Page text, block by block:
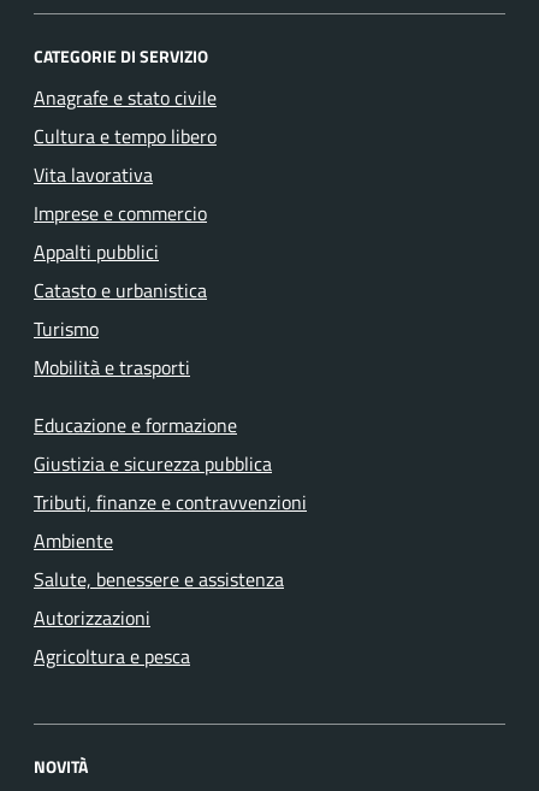
CATEGORIE DI SERVIZIO
Anagrafe e stato civile
Cultura e tempo libero
Vita lavorativa
Imprese e commercio
Appalti pubblici
Catasto e urbanistica
Turismo
Mobilità e trasporti
Educazione e formazione
Giustizia e sicurezza pubblica
Tributi, finanze e contravvenzioni
Ambiente
Salute, benessere e assistenza
Autorizzazioni
Agricoltura e pesca
NOVITÀ